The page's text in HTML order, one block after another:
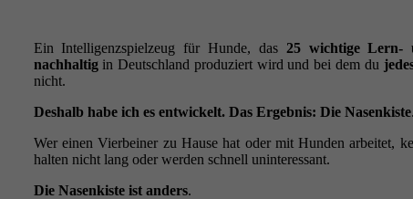
Ein Intelligenzspielzeug für Hunde, das25 wichtige Lern-
nachhaltigin Deutschland produziert wird und bei dem du
nicht.
Deshalb habe ich es entwickelt. Das Ergebnis: Die Nasenkiste.
Wer einen Vierbeiner zu Hause hat oder mit Hunden arbeitet,
halten nicht lang oder werden schnell uninteressant.
Die Nasenkiste ist anders.